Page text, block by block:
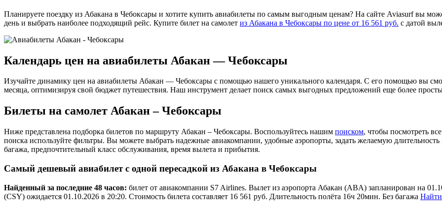
Планируете поездку из Абакана в Чебоксары и хотите купить авиабилеты по самым выгодным ценам? На сайте Aviasurf вы
день и выбрать наиболее подходящий рейс. Купите билет на самолет из Абакана в Чебоксары по цене от 16 561 руб. с датой
Календарь цен на авиабилеты Абакан — Чебоксары
Изучайте динамику цен на авиабилеты Абакан — Чебоксары с помощью нашего уникального календаря. С его помощью вы
месяца, оптимизируя свой бюджет путешествия. Наш инструмент делает поиск самых выгодных предложений еще более
Билеты на самолет Абакан – Чебоксары
Ниже представлена подборка билетов по маршруту Абакан – Чебоксары. Воспользуйтесь нашим поиском, чтобы посмотреть
поиска используйте фильтры. Вы можете выбрать надежные авиакомпании, удобные аэропорты, задать желаемую длительность
багажа, предпочтительный класс обслуживания, время вылета и прибытия.
Самый дешевый авиабилет с одной пересадкой из Абакана в Чебоксары
Найденный за последние 48 часов: билет от авиакомпании S7 Airlines. Вылет из аэропорта Абакан (ABA) запланирован на
(CSY) ожидается 01.10.2026 в 20:20. Стоимость билета составляет 16 561 руб. Длительность полёта 16ч 20мин. Без багажа